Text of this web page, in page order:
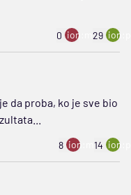
0 ion:minus
29
da proba, ko je sve bio
8 ion:minus
14